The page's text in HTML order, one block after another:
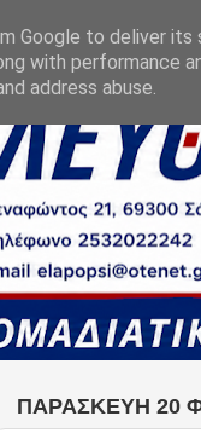
ΠΑΡΑΣΚΕΥΉ 20
Google to deliver its
with performance
address abuse.